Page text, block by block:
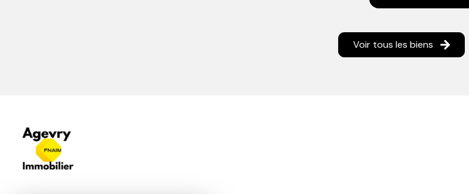
Voir tous les biens